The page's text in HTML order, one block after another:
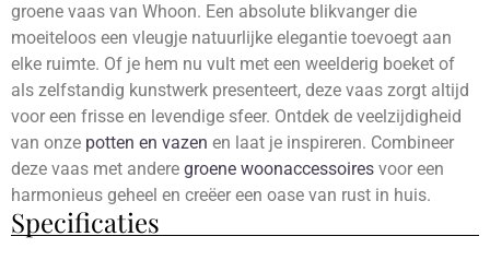
groene vaas van Whoon. Een absolute blikvanger die
moeiteloos een vleugje natuurlijke elegantie toevoegt aan
elke ruimte. Of je hem nu vult met een weelderig boeket of
als zelfstandig kunstwerk presenteert, deze vaas zorgt altijd
voor een frisse en levendige sfeer. Ontdek de veelzijdigheid
van onze potten en vazen en laat je inspireren. Combineer
deze vaas met andere groene woonaccessoires voor een
harmonieus geheel en creëer een oase van rust in huis.
Specificaties